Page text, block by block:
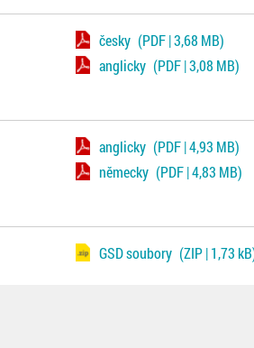
česky (PDF | 3,68 MB)
anglicky (PDF | 3,08 MB)
anglicky (PDF | 4,93 MB)
německy (PDF | 4,83 MB)
GSD soubory (ZIP | 1,73